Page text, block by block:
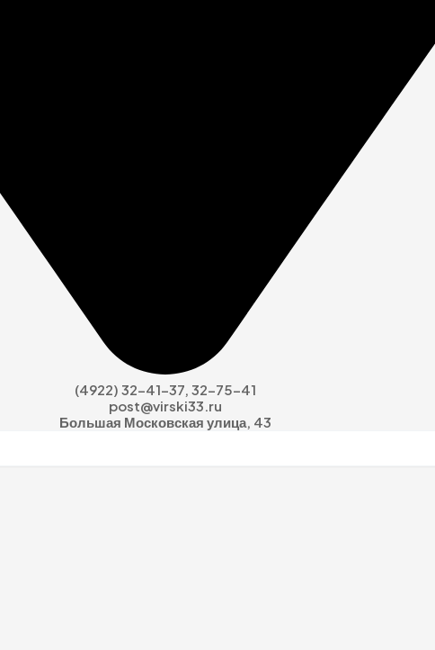
(4922) 32-41-37, 32-75-41
post@virski33.ru
Большая Московская улица, 43